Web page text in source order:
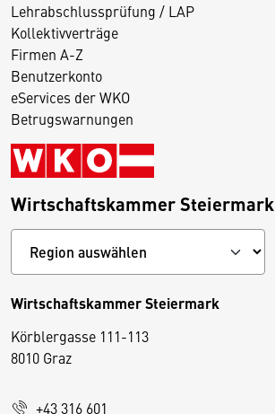
Lehrabschlussprüfung / LAP
Kollektivverträge
Firmen A-Z
Benutzerkonto
eServices der WKO
Betrugswarnungen
Wirtschaftskammer Steiermark
Wirtschaftskammer Steiermark
Körblergasse 111-113
8010 Graz
+43 316 601
D
i